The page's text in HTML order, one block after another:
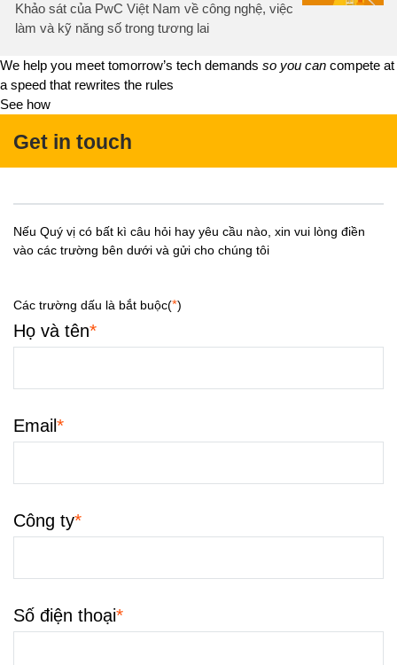
Khảo sát của PwC Việt Nam về công nghệ, việc
làm và kỹ năng số trong tương lai
We help you meet tomorrow’s tech demands so you can compete at
a speed that rewrites the rules
See how
Get in touch
Nếu Quý vị có bất kì câu hỏi hay yêu cầu nào, xin vui lòng điền
vào các trường bên dưới và gửi cho chúng tôi
Các trường dấu là bắt buộc(*)
Họ và tên*
Email*
Công ty*
Số điện thoại*